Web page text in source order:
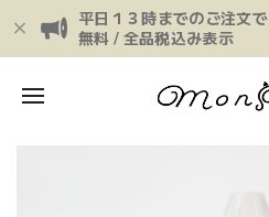
平日１３時までのご注文
無料 / 全品税込み表示